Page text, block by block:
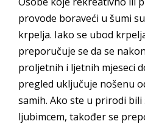
provode boraveći u šumi
krpelja. Iako se ubod
preporučuje se da se
proljetnih i ljetnih mjeseci
pregled uključuje nošenu
samih. Ako ste u prirodi bili
ljubimcem, također se